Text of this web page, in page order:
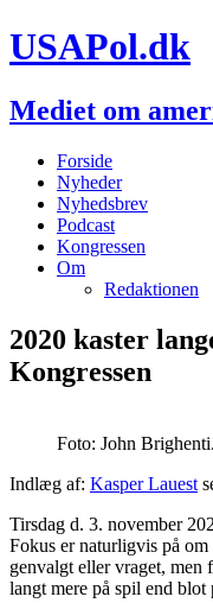
USAPol.dk
Mediet om
Forside
Nyheder
Nyhedsbrev
Podcast
Kongressen
Om
Redaktionen
2020 kaster
Kongressen
Foto: John Brighenti.
Indlæg af: Kasper Lauest
Tirsdag d. 3. november
Fokus er naturligvis på
genvalgt eller vraget, men
langt mere på spil end